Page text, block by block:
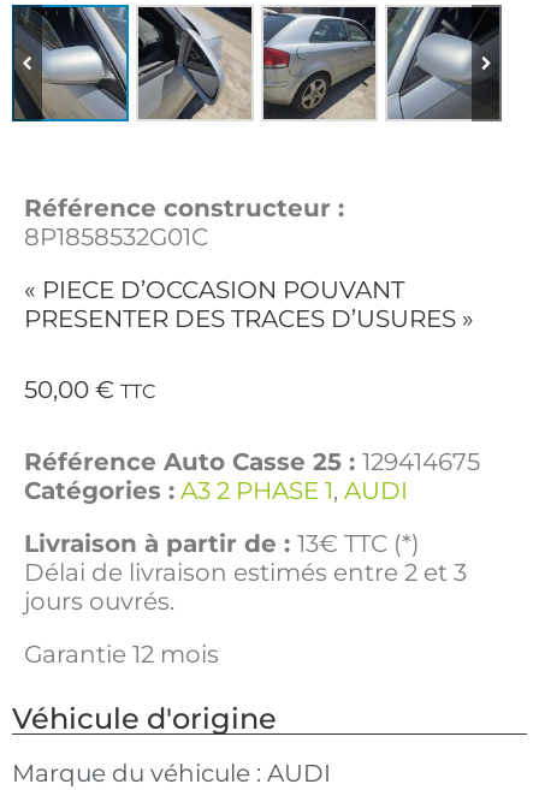
Référence constructeur :
8P1858532G01C
« PIECE D’OCCASION POUVANT
PRESENTER DES TRACES D’USURES »
50,00 € TTC
Référence Auto Casse 25 : 129414675
Catégories : A3 2 PHASE 1, AUDI
Livraison à partir de : 13€ TTC (*)
Délai de livraison estimés entre 2 et 3
jours ouvrés.
Garantie 12 mois
Véhicule d'origine
Marque du véhicule : AUDI